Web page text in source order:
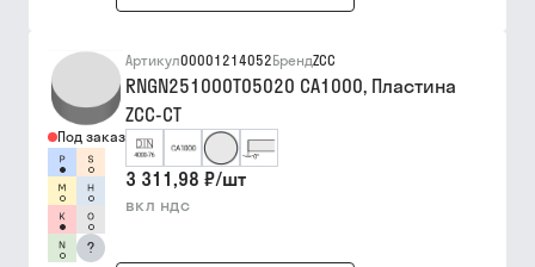
Под заказ
?
Артикул00001214052БрендZCC
RNGN251000T05020 CA1000, Пластина
ZCC-CT
3 311,98 ₽/шт
вкл ндс